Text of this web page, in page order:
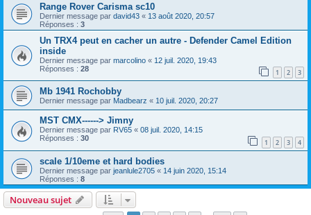
Range Rover Carisma sc10
Dernier message par david43 « 13 août 2020, 20:57
Réponses : 3
Un TRX4 peut en cacher un autre - Defender Camel Edition
inside
Dernier message par marcolino « 12 juil. 2020, 19:43
Réponses : 28 1 2 3
Mb 1941 Rochobby
Dernier message par Madbearz « 10 juil. 2020, 20:27
MST CMX------> Jimny
Dernier message par RV65 « 08 juil. 2020, 14:15
Réponses : 30 1 2 3 4
scale 1/10eme et hard bodies
Dernier message par jeanlule2705 « 14 juin 2020, 15:14
Réponses : 8
Nouveau sujet